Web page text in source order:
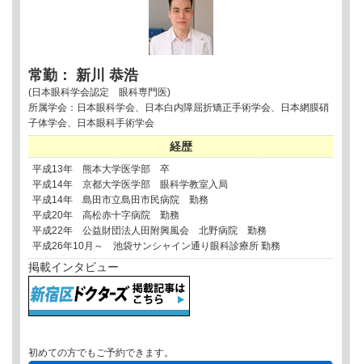
常勤： 新川 恭浩
(日本眼科学会認定 眼科専門医)
所属学会：日本眼科学会、日本白内障屈折矯正手術学会、日本網膜硝
子体学会、日本眼科手術学会
経歴
平成13年 熊本大学医学部 卒
平成14年 京都大学医学部 眼科学教室入局
平成14年 島田市立島田市民病院 勤務
平成20年 高松赤十字病院 勤務
平成22年 公益財団法人田附興風会 北野病院 勤務
平成26年10月～ 池袋サンシャイン通り眼科診療所 勤務
掲載インタビュー
初めての方でもご予約できます。